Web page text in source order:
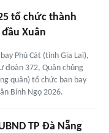
tổ chức thành
Xuân
Phù Cát (tỉnh Gia Lai),
đoàn 372, Quân chủng
quân) tổ chức ban bay
Bính Ngọ 2026.
TP Đà Nẵng